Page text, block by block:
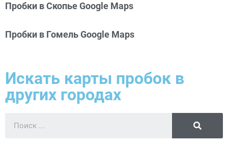
Пробки в Скопье Google Maps
Пробки в Гомель Google Maps
Искать карты пробок в
других городах